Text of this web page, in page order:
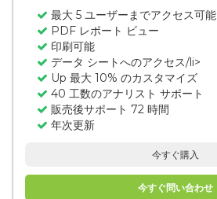
最大 5 ユーザーまでアクセス可能
PDF レポート ビュー
印刷可能
データ シートへのアクセス/li>
Up 最大 10% のカスタマイズ
40 工数のアナリスト サポート
販売後サポート 72 時間
年次更新
今すぐ購入
今すぐ問い合わせ